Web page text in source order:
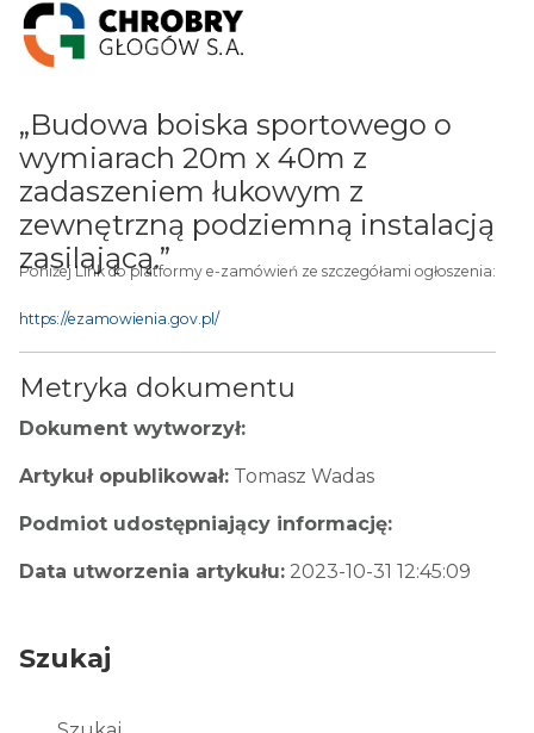
„Budowa boiska sportowego o
wymiarach 20m x 40m z
zadaszeniem łukowym z
zewnętrzną podziemną instalacją
zasilającą.”
Poniżej Link do platformy e-zamówień ze szczegółami ogłoszenia:
https://ezamowienia.gov.pl/
Metryka dokumentu
Dokument wytworzył:
Artykuł opublikował: Tomasz Wadas
Podmiot udostępniający informację:
Data utworzenia artykułu: 2023-10-31 12:45:09
Szukaj